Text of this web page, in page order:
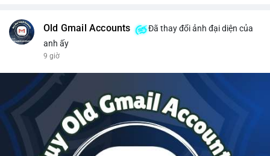
Old Gmail Accounts
Đã thay đổi ảnh đại diện của
anh ấy
9 giờ